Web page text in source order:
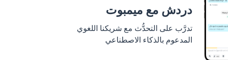
دردش مع ميمبوت
تدرَّب على التحدُّث مع شريكنا اللغوي
المدعوم بالذكاء الاصطناعي